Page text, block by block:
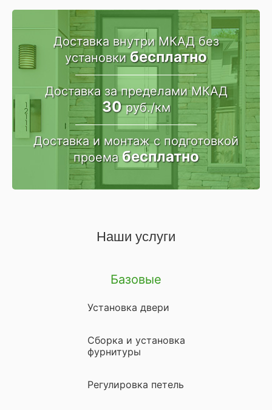
Доставка внутри МКАД без
установкибесплатно
Доставка за пределамиМКАД
30руб./км
Доставка и монтажc подготовкой
проема бесплатно
Наши услуги
Базовые
Установка двери
Сборка и установка
фурнитуры
Регулировка петель